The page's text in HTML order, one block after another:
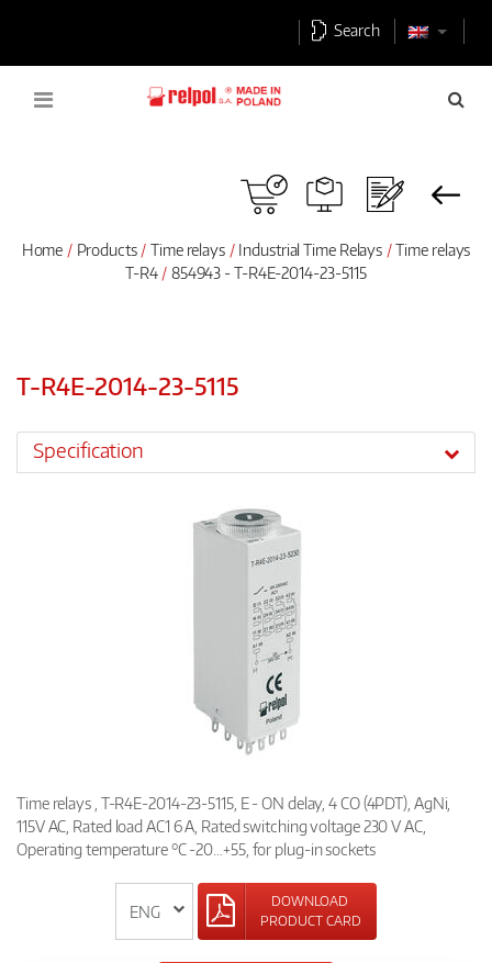
Search
Home Products Time relays Industrial Time Relays
Time relays
T-R4
854943 - T-R4E-2014-23-5115
T-R4E-2014-23-5115
Specification
Time relays , T-R4E-2014-23-5115, E - ON delay, 4 CO (4PDT), AgNi,
115V AC, Rated load AC1 6 A, Rated switching voltage 230 V AC,
Operating temperature °C -20…+55, for plug-in sockets
DOWNLOAD
PRODUCT CARD